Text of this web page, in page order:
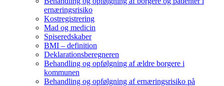
ernæringsrisiko
Kostregistrering
Mad og medicin
Spiseredskaber
BMI – definition
Deklarationsberegneren
Behandling og opfølgning af ældre borgere i
kommunen
Behandling og opfølgning af ernæringsrisiko på